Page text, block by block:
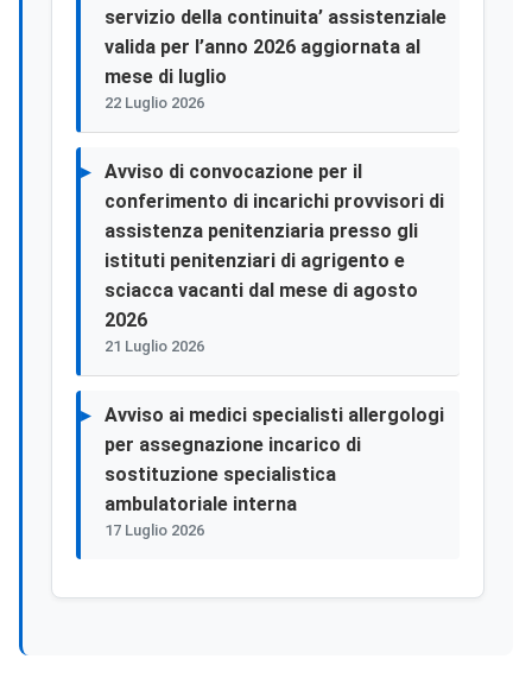
servizio della continuita’ assistenziale
valida per l’anno 2026 aggiornata al
mese di luglio
22 Luglio 2026
Avviso di convocazione per il
conferimento di incarichi provvisori di
assistenza penitenziaria presso gli
istituti penitenziari di agrigento e
sciacca vacanti dal mese di agosto
2026
21 Luglio 2026
Avviso ai medici specialisti allergologi
per assegnazione incarico di
sostituzione specialistica
ambulatoriale interna
17 Luglio 2026